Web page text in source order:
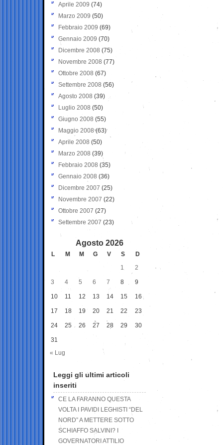
Aprile 2009 (74)
Marzo 2009 (50)
Febbraio 2009 (69)
Gennaio 2009 (70)
Dicembre 2008 (75)
Novembre 2008 (77)
Ottobre 2008 (67)
Settembre 2008 (56)
Agosto 2008 (39)
Luglio 2008 (50)
Giugno 2008 (55)
Maggio 2008(63)
Aprile 2008 (50)
Marzo 2008 (39)
Febbraio 2008 (35)
Gennaio 2008 (36)
Dicembre 2007 (25)
Novembre 2007 (22)
Ottobre 2007 (27)
Settembre 2007 (23)
Agosto 2026
L M M G V S
D
1
2
3 4 5 6 7 8 9
10 11 12 13 14 15 16
17 18 19 20 21 22 23
24 25 26 27 28 29 30
31
« Lug
Leggi gli ultimi articoli
inseriti
CE LA FARANNO QUESTA
VOLTA I PAVIDI LEGHISTI “DEL
NORD” A METTERE SOTTO
SCHIAFFO SALVINI? I
GOVERNATORI ATTILIO